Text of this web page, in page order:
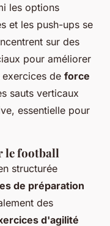
les options
et les push-ups se
sur des
pour améliorer
exercices de force
sauts verticaux
essentielle pour
le football
structurée
de préparation
des
d'agilité